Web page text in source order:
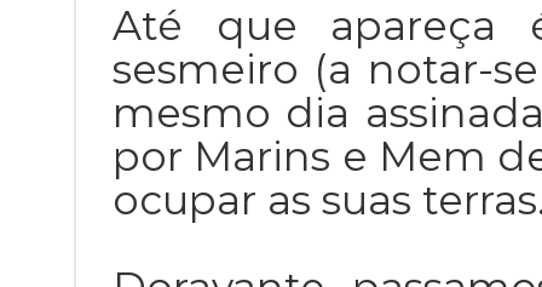
Até que apareça
sesmeiro (a notar-
mesmo dia
por Marins e Mem
ocupar as suas